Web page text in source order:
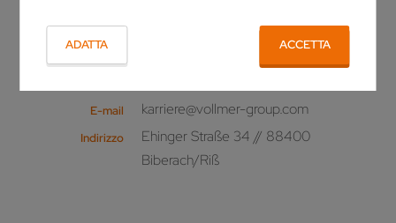
ADATTA ACCETTA
E-mail karriere@vollmer-group.com
Indirizzo
Ehinger Straße 34 // 88400
Biberach/Riß